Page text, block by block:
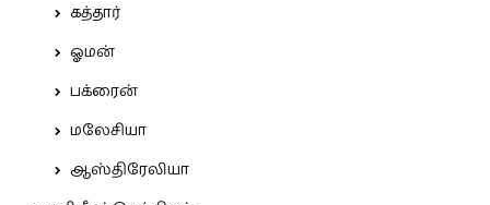
கத்தார்
ஓமன்
பக்ரைன்
மலேசியா
ஆஸ்திரேலியா